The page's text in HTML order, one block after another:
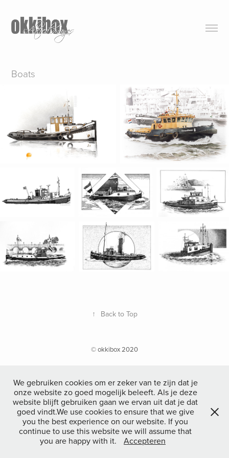
Boats
↑ Back to Top
© okkibox 2020
We gebruiken cookies om er zeker van te zijn dat je
onze website zo goed mogelijk beleeft. Als je deze
website blijft gebruiken gaan we ervan uit dat je dat
goed vindt.We use cookies to ensure that we give
you the best experience on our website. If you
continue to use this website we will assume that
you are happy with it.
Accepteren